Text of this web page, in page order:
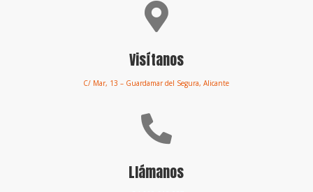

Visítanos
C/ Mar, 13 – Guardamar del Segura, Alicante

Llámanos